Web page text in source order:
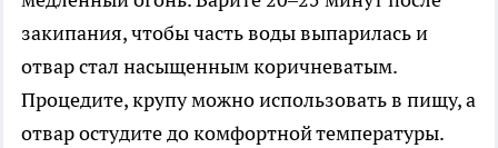
закипания, чтобы часть воды выпарилась и
отвар стал насыщенным коричневатым.
Процедите, крупу можно использовать в пищу, а
отвар остудите до комфортной температуры.